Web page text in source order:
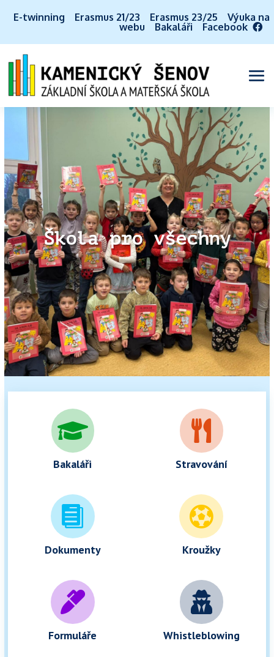
E-twinning Erasmus 21/23 Erasmus 23/25
Výuka na
webu
Bakaláři Facebook
Škola pro všechny

Bakaláři

Stravování

Dokumenty

Kroužky

Formuláře

Whistleblowing